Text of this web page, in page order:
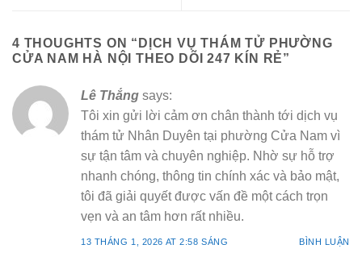
4 THOUGHTS ON “ DỊCH VỤ THÁM TỬ PHƯỜNG
CỬA NAM HÀ NỘI THEO DÕI 247 KÍN RẺ”
Lê Thắng says:
Tôi xin gửi lời cảm ơn chân thành tới dịch vụ
thám tử Nhân Duyên tại phường Cửa Nam vì
sự tận tâm và chuyên nghiệp. Nhờ sự hỗ trợ
nhanh chóng, thông tin chính xác và bảo mật,
tôi đã giải quyết được vấn đề một cách trọn
vẹn và an tâm hơn rất nhiều.
13 THÁNG 1, 2026 AT 2:58 SÁNG BÌNH LUẬN